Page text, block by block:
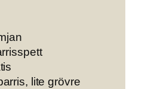
lite grövre